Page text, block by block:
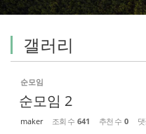
갤러리
순모임
순모임 2
maker 조회 수 641 추천 수 0